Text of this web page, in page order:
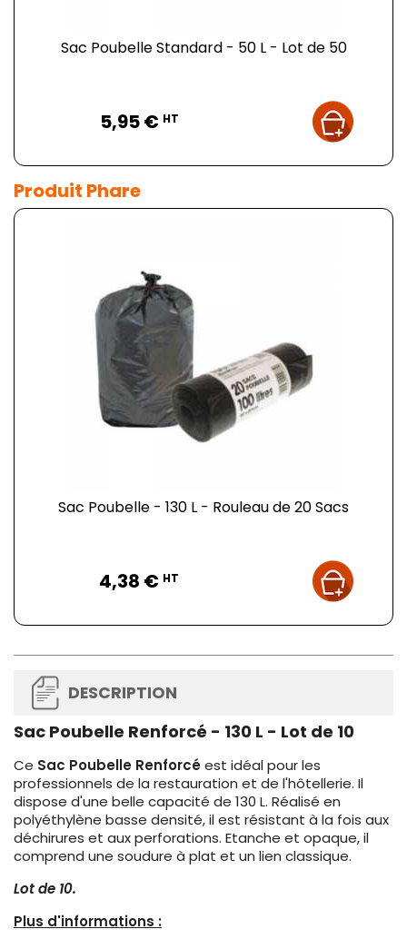
Sac Poubelle Standard - 50 L - Lot de 50
5,95 € HT
Produit Phare
Sac Poubelle - 130 L - Rouleau de 20 Sacs
4,38 € HT
DESCRIPTION
Sac Poubelle Renforcé - 130 L - Lot de 10
Ce Sac Poubelle Renforcéest idéal pour les
professionnels de la restauration et de l'hôtellerie. Il
dispose d'une belle capacité de 130 L. Réalisé en
polyéthylène basse densité, il est résistant à la fois aux
déchirures et aux perforations. Etanche et opaque, il
comprend une soudure à plat et un lien classique.
Lot de 10.
Plus d'informations :